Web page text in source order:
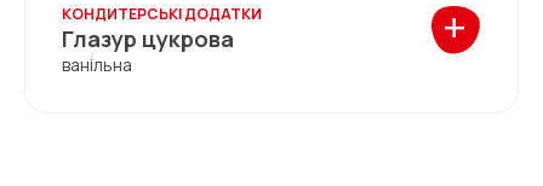
КОНДИТЕРСЬКІ ДОДАТКИ
Глазур цукрова
ванільна
+